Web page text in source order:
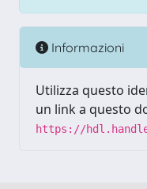
Informazioni
Utilizza questo
un link a questo
https://